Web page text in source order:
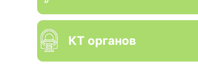
КТ органов